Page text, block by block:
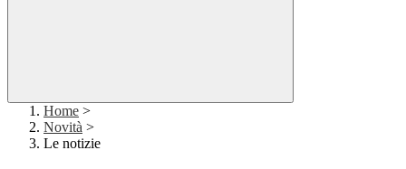
Home >
Novità >
Le notizie